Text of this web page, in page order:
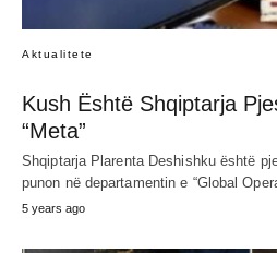
Aktualitete
Kush Është Shqiptarja
“Meta”
Shqiptarja Plarenta Deshishku është
punon në departamentin e “Global
5 years ago